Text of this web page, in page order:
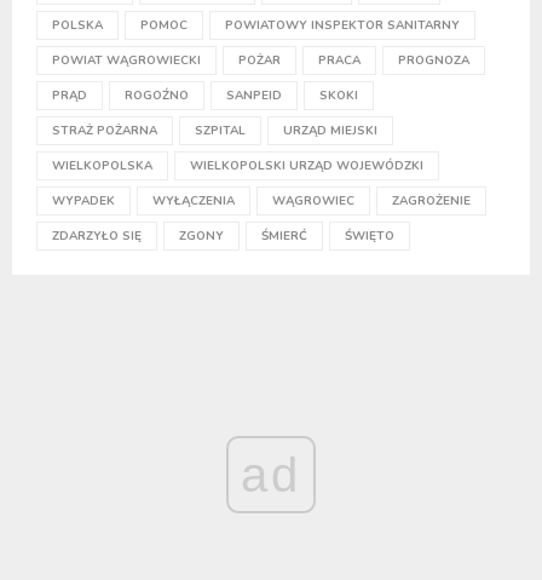
POLSKA POMOC POWIATOWY INSPEKTOR SANITARNY
POWIAT WĄGROWIECKI POŻAR PRACA PROGNOZA
PRĄD ROGOŹNO SANPEID SKOKI
STRAŻ POŻARNA SZPITAL URZĄD MIEJSKI
WIELKOPOLSKA WIELKOPOLSKI URZĄD WOJEWÓDZKI
WYPADEK WYŁĄCZENIA WĄGROWIEC ZAGROŻENIE
ZDARZYŁO SIĘ ZGONY ŚMIERĆ ŚWIĘTO
ad